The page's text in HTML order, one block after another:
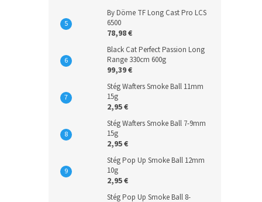
By Döme TF Long Cast Pro LCS
6500
78,98 €
Black Cat Perfect Passion Long
Range 330cm 600g
99,39 €
Stég Wafters Smoke Ball 11mm
15g
2,95 €
Stég Wafters Smoke Ball 7-9mm
15g
2,95 €
Stég Pop Up Smoke Ball 12mm
10g
2,95 €
Stég Pop Up Smoke Ball 8-